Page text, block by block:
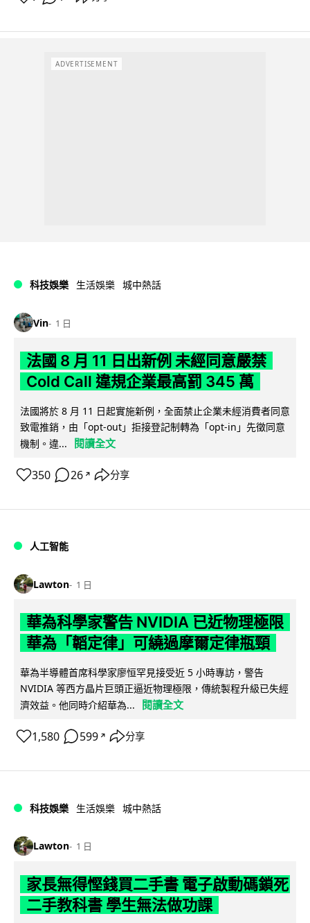
ADVERTISEMENT
科技娛樂 生活娛樂 城中熱話
Vin 1 日
法國 8 月 11 日出新例 未經同意嚴禁
Cold Call 違規企業最高罰 345 萬
法國將於 8 月 11 日起實施新例，全面禁止企業未經消費者同意
致電推銷，由「opt-out」拒接登記制轉為「opt-in」先徵同意
機制。違...
閱讀全文
350 26 ↗ 分享
人工智能
Lawton 1 日
華為科學家警告 NVIDIA 已近物理極限
華為「韜定律」可繞過摩爾定律瓶頸
華為半導體首席科學家廖恒罕見接受近 5 小時專訪，警告
NVIDIA 等西方晶片巨頭正逼近物理極限，傳統製程升級已失經
濟效益。他同時介紹華為...
閱讀全文
1,580 599 ↗ 分享
科技娛樂 生活娛樂 城中熱話
Lawton 1 日
家長無得慳錢買二手書 電子啟動碼鎖死
二手教科書 學生無法做功課